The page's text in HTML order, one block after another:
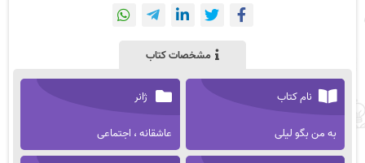
مشخصات کتاب
نام کتاب
به من بگو لیلی
ژانر
عاشقانه ، اجتماعی